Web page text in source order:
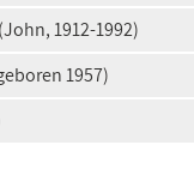
1912-1992)
1957)